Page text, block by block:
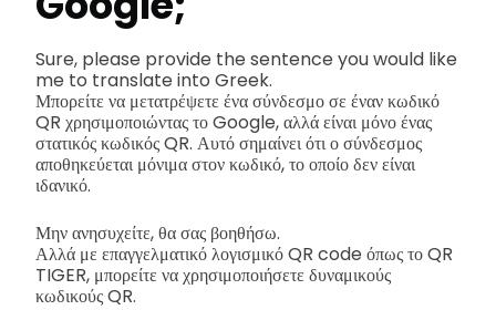
Sure, please provide the sentence you would like
me to translate into Greek.
Μπορείτε να μετατρέψετε ένα σύνδεσμο σε έναν κωδικό
QR χρησιμοποιώντας το Google, αλλά είναι μόνο ένας
στατικός κωδικός QR. Αυτό σημαίνει ότι ο σύνδεσμος
αποθηκεύεται μόνιμα στον κωδικό, το οποίο δεν είναι
ιδανικό.
Μην ανησυχείτε, θα σας βοηθήσω.
Αλλά με επαγγελματικό λογισμικό QR code όπως το QR
TIGER, μπορείτε να χρησιμοποιήσετε δυναμικούς
κωδικούς QR.